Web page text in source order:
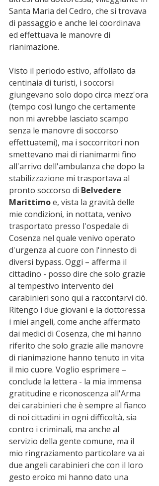
Santa Maria del Cedro, che si trovava
di passaggio e anche lei coordinava
ed effettuava le manovre di
rianimazione.
Visto il periodo estivo, affollato da
centinaia di turisti, i soccorsi
giungevano solo dopo circa mezz'ora
(tempo così lungo che certamente
non mi avrebbe lasciato scampo
senza le manovre di soccorso
effettuatemi), ma i soccorritori non
smettevano mai di rianimarmi fino
all'arrivo dell'ambulanza che dopo la
stabilizzazione mi trasportava al
pronto soccorso di Belvedere
Marittimo e, vista la gravità delle
mie condizioni, in nottata, venivo
trasportato presso l'ospedale di
Cosenza nel quale venivo operato
d'urgenza al cuore con l'innesto di
diversi bypass. Oggi – afferma il
cittadino - posso dire che solo grazie
al tempestivo intervento dei
carabinieri sono qui a raccontarvi ciò.
Ritengo i due giovani e la dottoressa
i miei angeli, come anche affermato
dai medici di Cosenza, che mi hanno
riferito che solo grazie alle manovre
di rianimazione hanno tenuto in vita
il mio cuore. Voglio esprimere –
conclude la lettera - la mia immensa
gratitudine e riconoscenza all'Arma
dei carabinieri che è sempre al fianco
di noi cittadini in ogni difficoltà, sia
contro i criminali, ma anche al
servizio della gente comune, ma il
mio ringraziamento particolare va ai
due angeli carabinieri che con il loro
gesto eroico mi hanno dato una